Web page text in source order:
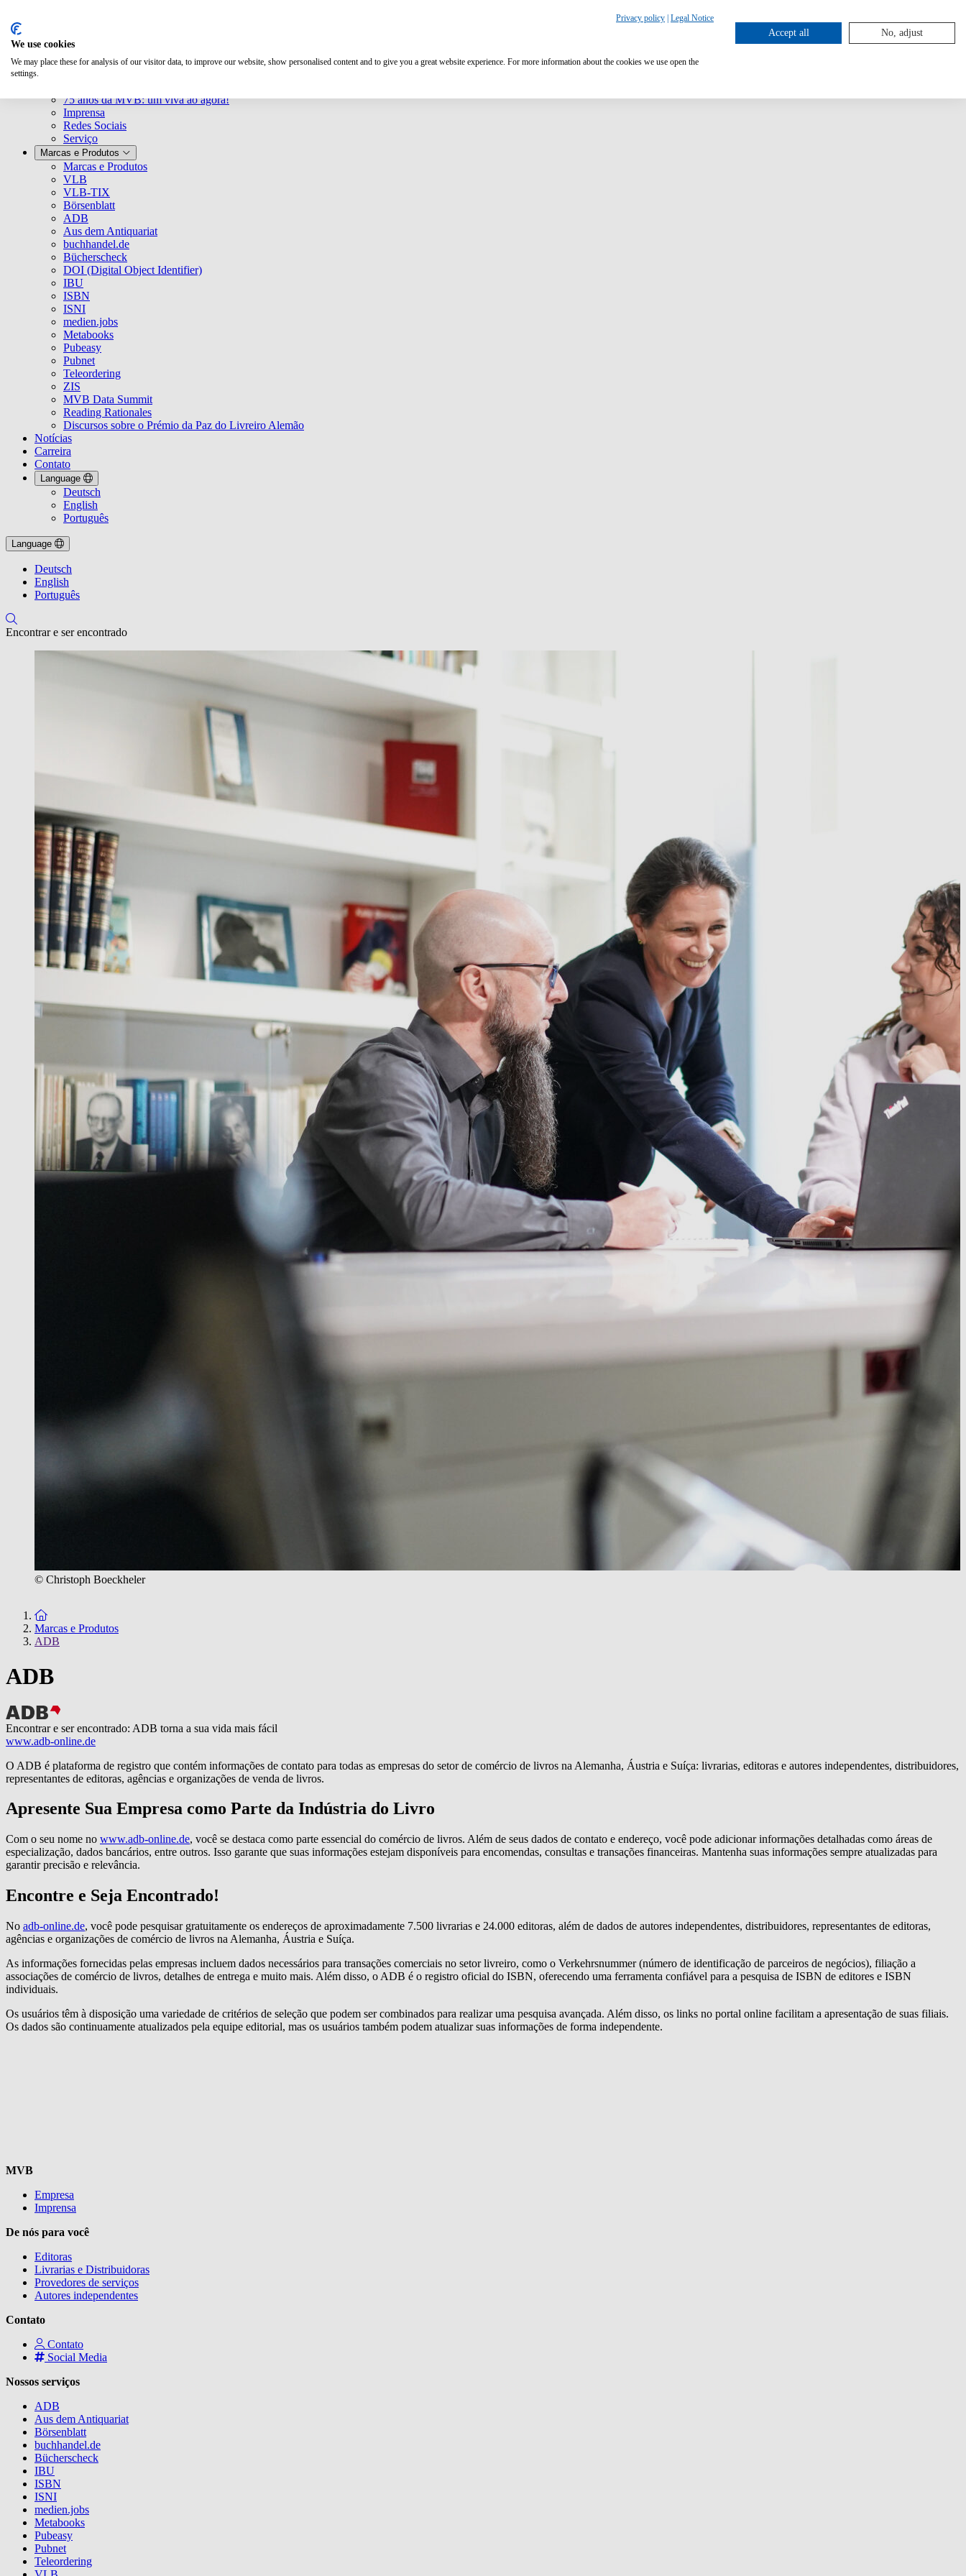
75 anos da MVB: um viva ao agora!
Imprensa
Redes Sociais
Serviço
Marcas e Produtos
Marcas e Produtos
VLB
VLB-TIX
Börsenblatt
ADB
Aus dem Antiquariat
buchhandel.de
Bücherscheck
DOI (Digital Object Identifier)
IBU
ISBN
ISNI
medien.jobs
Metabooks
Pubeasy
Pubnet
Teleordering
ZIS
MVB Data Summit
Reading Rationales
Discursos sobre o Prémio da Paz do Livreiro Alemão
Notícias
Carreira
Contato
Language
Deutsch
English
Português
Language
Deutsch
English
Português
Encontrar e ser encontrado
© Christoph Boeckheler
To the homepage
Marcas e Produtos
ADB
ADB
Encontrar e ser encontrado: ADB torna a sua vida mais fácil
www.adb-online.de
O ADB é plataforma de registro que contém informações de contato para todas as empresas do setor de comércio de livros na Alemanha, Áustria e Suíça: livrarias, editoras e autores independentes, distribuidores,
representantes de editoras, agências e organizações de venda de livros.
Apresente Sua Empresa como Parte da Indústria do Livro
Com o seu nome no www.adb-online.de, você se destaca como parte essencial do comércio de livros. Além de seus dados de contato e endereço, você pode adicionar informações detalhadas como áreas de
especialização, dados bancários, entre outros. Isso garante que suas informações estejam disponíveis para encomendas, consultas e transações financeiras. Mantenha suas informações sempre atualizadas para
garantir precisão e relevância.
Encontre e Seja Encontrado!
No adb-online.de, você pode pesquisar gratuitamente os endereços de aproximadamente 7.500 livrarias e 24.000 editoras, além de dados de autores independentes, distribuidores, representantes de editoras,
agências e organizações de comércio de livros na Alemanha, Áustria e Suíça.
As informações fornecidas pelas empresas incluem dados necessários para transações comerciais no setor livreiro, como o Verkehrsnummer (número de identificação de parceiros de negócios), filiação a
associações de comércio de livros, detalhes de entrega e muito mais. Além disso, o ADB é o registro oficial do ISBN, oferecendo uma ferramenta confiável para a pesquisa de ISBN de editores e ISBN
individuais.
Os usuários têm à disposição uma variedade de critérios de seleção que podem ser combinados para realizar uma pesquisa avançada. Além disso, os links no portal online facilitam a apresentação de suas filiais.
Os dados são continuamente atualizados pela equipe editorial, mas os usuários também podem atualizar suas informações de forma independente.
MVB
Empresa
Imprensa
De nós para você
Editoras
Livrarias e Distribuidoras
Provedores de serviços
Autores independentes
Contato
Contato
Social Media
Nossos serviços
ADB
Aus dem Antiquariat
Börsenblatt
buchhandel.de
Bücherscheck
IBU
ISBN
ISNI
medien.jobs
Metabooks
Pubeasy
Pubnet
Teleordering
Privacy policy Legal Notice
We use cookies
We may place these for analysis of our visitor data, to improve our website, show personalised content and to give you a great website experience. For more information about the cookies we use open the
settings.
Accept all No, adjust